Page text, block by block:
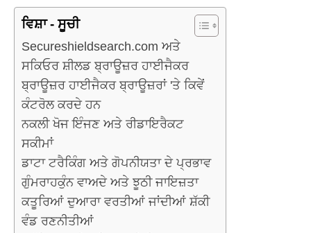
ਵਿਸ਼ਾ - ਸੂਚੀ
Secureshieldsearch.com ਅਤੇ
ਸਕਿਓਰ ਸ਼ੀਲਡ ਬ੍ਰਾਊਜ਼ਰ ਹਾਈਜੈਕਰ
ਬ੍ਰਾਊਜ਼ਰ ਹਾਈਜੈਕਰ ਬ੍ਰਾਊਜ਼ਰਾਂ 'ਤੇ ਕਿਵੇਂ
ਕੰਟਰੋਲ ਕਰਦੇ ਹਨ
ਨਕਲੀ ਖੋਜ ਇੰਜਣ ਅਤੇ ਰੀਡਾਇਰੈਕਟ
ਸਕੀਮਾਂ
ਡਾਟਾ ਟਰੈਕਿੰਗ ਅਤੇ ਗੋਪਨੀਯਤਾ ਦੇ ਪ੍ਰਭਾਵ
ਗੁੰਮਰਾਹਕੁੰਨ ਵਾਅਦੇ ਅਤੇ ਝੂਠੀ ਜਾਇਜ਼ਤਾ
ਕਤੂਰਿਆਂ ਦੁਆਰਾ ਵਰਤੀਆਂ ਜਾਂਦੀਆਂ ਸ਼ੱਕੀ
ਵੰਡ ਰਣਨੀਤੀਆਂ